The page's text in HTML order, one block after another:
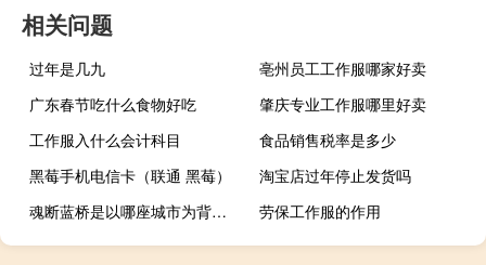
相关问题
过年是几九
亳州员工工作服哪家好卖
广东春节吃什么食物好吃
肇庆专业工作服哪里好卖
工作服入什么会计科目
食品销售税率是多少
黑莓手机电信卡（联通 黑莓）
淘宝店过年停止发货吗
魂断蓝桥是以哪座城市为背景拍摄的（魂断蓝桥是哪座桥）
劳保工作服的作用